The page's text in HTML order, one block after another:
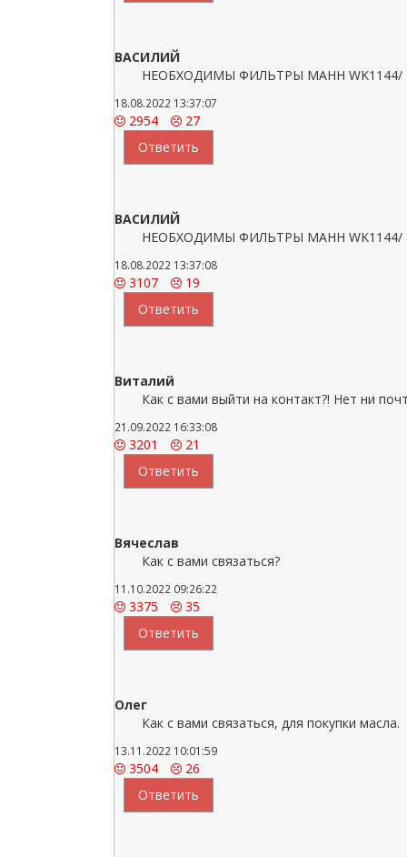
ВАСИЛИЙ
НЕОБХОДИМЫ ФИЛЬТРЫ МАНН WK1144/
18.08.2022 13:37:07
2954
27
Ответить
ВАСИЛИЙ
НЕОБХОДИМЫ ФИЛЬТРЫ МАНН WK1144/
18.08.2022 13:37:08
3107
19
Ответить
Виталий
Как с вами выйти на контакт?! Нет ни
21.09.2022 16:33:08
3201
21
Ответить
Вячеслав
Как с вами связаться?
11.10.2022 09:26:22
3375
35
Ответить
Олег
Как с вами связаться, для покупки масла.
13.11.2022 10:01:59
3504
26
Ответить